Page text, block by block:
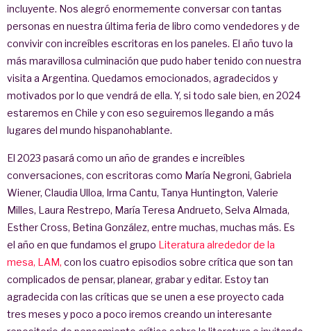
incluyente. Nos alegró enormemente conversar con tantas
personas en nuestra última feria de libro como vendedores y de
convivir con increíbles escritoras en los paneles. El año tuvo la
más maravillosa culminación que pudo haber tenido con nuestra
visita a Argentina. Quedamos emocionados, agradecidos y
motivados por lo que vendrá de ella. Y, si todo sale bien, en 2024
estaremos en Chile y con eso seguiremos llegando a más
lugares del mundo hispanohablante.
El 2023 pasará como un año de grandes e increíbles
conversaciones, con escritoras como María Negroni, Gabriela
Wiener, Claudia Ulloa, Irma Cantu, Tanya Huntington, Valerie
Milles, Laura Restrepo, María Teresa Andrueto, Selva Almada,
Esther Cross, Betina González, entre muchas, muchas más. Es
el año en que fundamos el grupo Literatura alrededor de la
mesa, LAM, con los cuatro episodios sobre crítica que son tan
complicados de pensar, planear, grabar y editar. Estoy tan
agradecida con las críticas que se unen a ese proyecto cada
tres meses y poco a poco iremos creando un interesante